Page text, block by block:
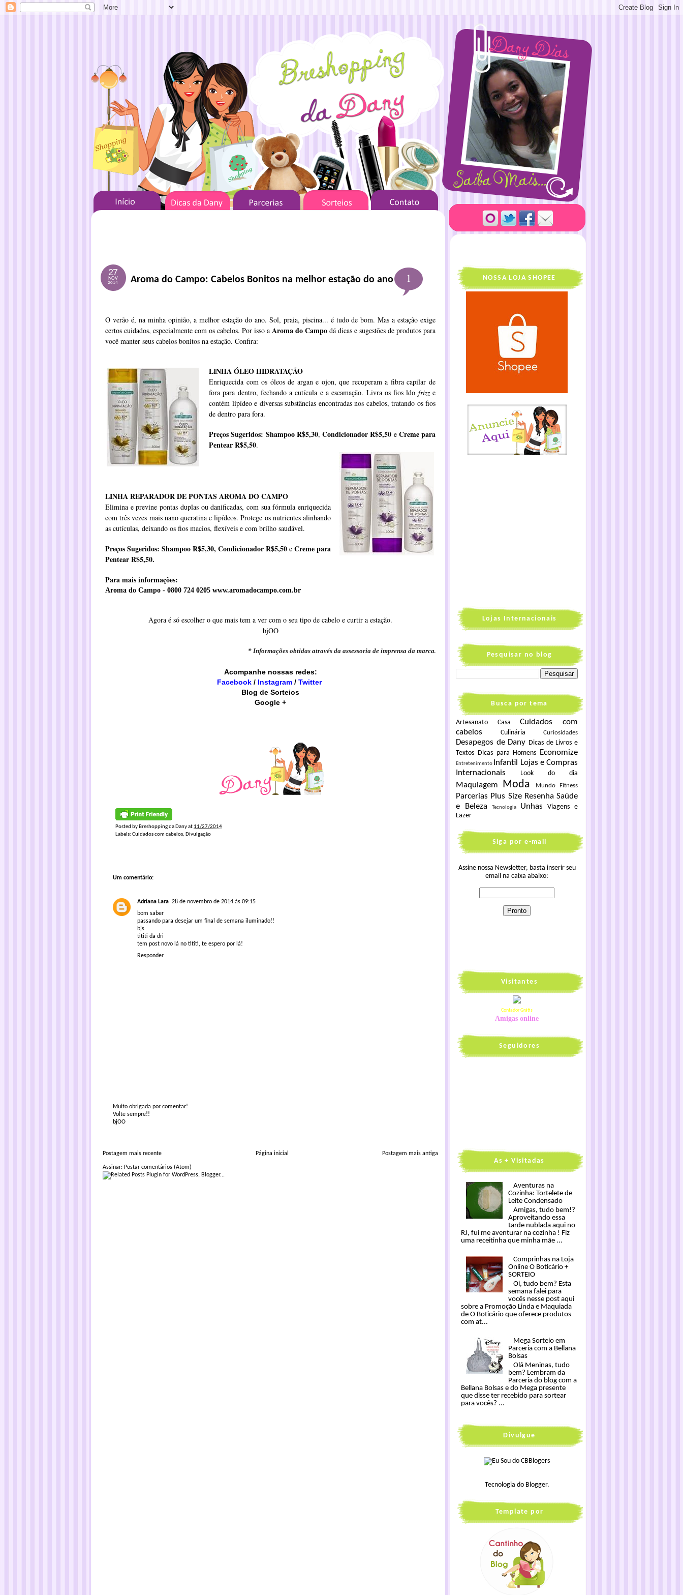
27
NOV
2014 1
Aroma do Campo: Cabelos Bonitos na melhor estação do ano
O verão é, na minha opinião, a melhor estação do ano. Sol, praia, piscina... é tudo de bom. Mas a estação exige
certos cuidados, especialmente com os cabelos. Por isso a Aroma do Campo dá dicas e sugestões de produtos para
você manter seus cabelos bonitos na estação. Confira:
LINHA ÓLEO HIDRATAÇÃO
Enriquecida com os óleos de argan e ojon, que recuperam a fibra capilar de
fora para dentro, fechando a cutícula e a escamação. Livra os fios ldo frizze
contém lipídeo e diversas substâncias encontradas nos cabelos, tratando os fios
de dentro para fora.
Preços Sugeridos: Shampoo R$5,30, Condicionador R$5,50 e Creme para
Pentear R$5,50.
LINHAREPARADOR DE PONTAS AROMA DO CAMPO
Elimina e previne pontas duplas ou danificadas, com sua fórmula enriquecida
com três vezes mais nano queratina e lipídeos. Protege os nutrientes alinhando
as cutículas, deixando os fios macios, flexíveis e com brilho saudável.
Preços Sugeridos: Shampoo R$5,30, Condicionador R$5,50 e Creme para
Pentear R$5,50.
Para mais informações:
Aroma do Campo - 0800 724 0205 www.aromadocampo.com.br
Agora é só escolher o que mais tem a ver com o seu tipo de cabelo e curtir a estação.
bjOO
* Informações obtidas através da assessoria de imprensa da marca.
Acompanhe nossas redes:
Facebook / Instagram / Twitter
Blog de Sorteios
Google +
Posted by Breshopping da Danyat 11/27/2014
Labels: Cuidados com cabelos, Divulgação
Um comentário:
Adriana Lara 28 de novembro de 2014 às 09:15
bom saber
passando para desejar um final de semana iluminado!!
bjs
tititi da dri
tem post novo lá no tititi, te espero por lá!
Responder
Muito obrigada por comentar!
Volte sempre!!
bjOO
Postagem mais recente Postagem mais antiga
Página inicial
Assinar: Postar comentários (Atom)
NOSSA LOJA SHOPEE
Lojas Internacionais
Pesquisar no blog
Busca por tema
Artesanato Casa
Cuidados com
cabelos
Culinária Curiosidades
Desapegos de Dany Dicas de Livros e
Textos Dicas para Homens Economize
Entretenimento Infantil
Lojas e Compras
Internacionais
Look do dia
Maquiagem Moda Mundo Fitness
Parcerias Plus Size Resenha Saúde
e Beleza
Tecnologia Unhas
Viagens e
Lazer
Siga por e-mail
Assine nossa Newsletter, basta inserir seu
email na caixa abaixo:
Visitantes
Contador Grátis
Amigas online
Seguidores
As + Visitadas
Aventuras na
Cozinha: Tortelete de
Leite Condensado
Amigas, tudo bem!?
Aproveitando essa
tarde nublada aqui no
RJ, fui me aventurar na cozinha ! Fiz
uma receitinha que minha mãe ...
Comprinhas na Loja
Online O Boticário +
SORTEIO
Oi, tudo bem? Esta
semana falei para
vocês nesse post aqui
sobre a Promoção Linda e Maquiada
de O Boticário que oferece produtos
com at...
Mega Sorteio em
Parceria com a Bellana
Bolsas
Olá Meninas, tudo
bem? Lembram da
Parceria do blog com a
Bellana Bolsas e do Mega presente
que disse ter recebido para sortear
para vocês? ...
Divulgue
Tecnologia do Blogger.
Template por